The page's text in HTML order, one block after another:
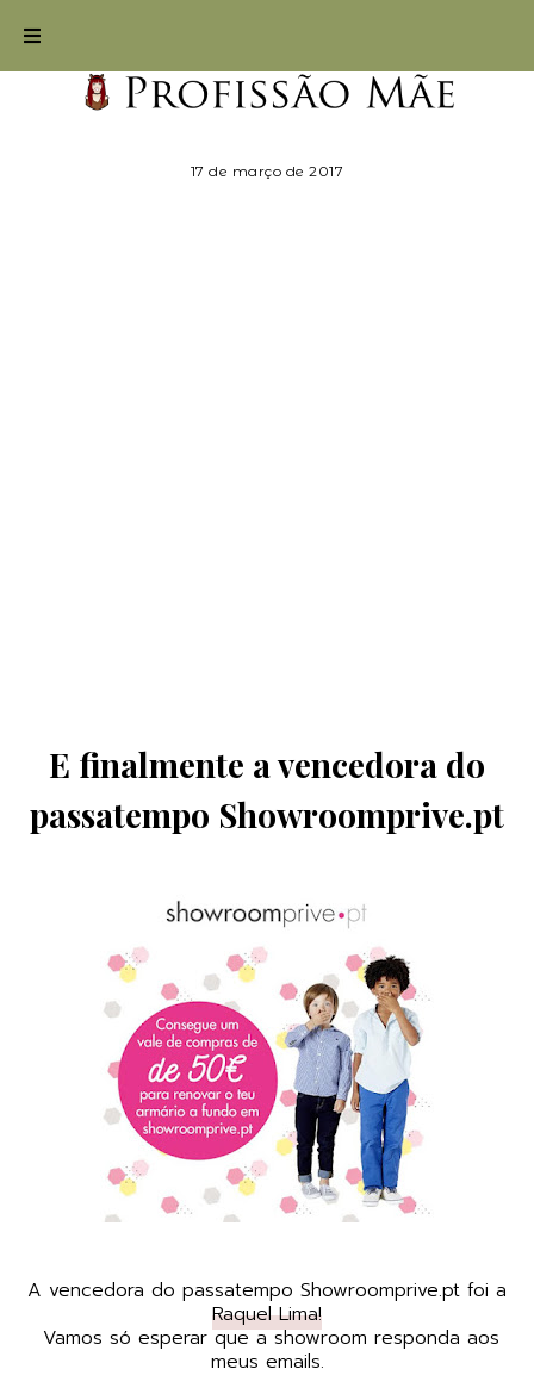
17 de março de 2017
E finalmente a vencedora do
passatempo Showroomprive.pt
A vencedora do passatempo Showroomprive.pt foi a
Raquel Lima!
Vamos só esperar que a showroom responda aos
meus emails.